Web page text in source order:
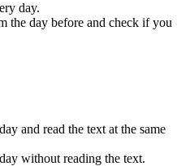
day.
the day before and check if you
and read the text at the same
without reading the text.